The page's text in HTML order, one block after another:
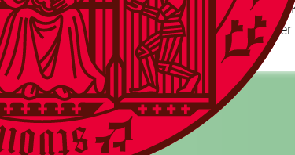
mit dem sich die UNESCO für
der Neuen Universität – nicht in der Aula